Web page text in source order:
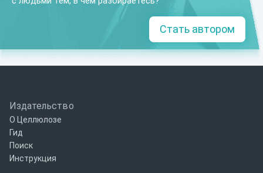
Стать автором
Издательство
О Целлюлозе
Гид
Поиск
Инструкция